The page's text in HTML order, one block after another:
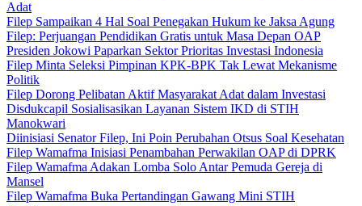
Adat
Filep Sampaikan 4 Hal Soal Penegakan Hukum ke Jaksa Agung
Filep: Perjuangan Pendidikan Gratis untuk Masa Depan OAP
Presiden Jokowi Paparkan Sektor Prioritas Investasi Indonesia
Filep Minta Seleksi Pimpinan KPK-BPK Tak Lewat Mekanisme
Politik
Filep Dorong Pelibatan Aktif Masyarakat Adat dalam Investasi
Disdukcapil Sosialisasikan Layanan Sistem IKD di STIH
Manokwari
Diinisiasi Senator Filep, Ini Poin Perubahan Otsus Soal Kesehatan
Filep Wamafma Inisiasi Penambahan Perwakilan OAP di DPRK
Filep Wamafma Adakan Lomba Solo Antar Pemuda Gereja di
Mansel
Filep Wamafma Buka Pertandingan Gawang Mini STIH